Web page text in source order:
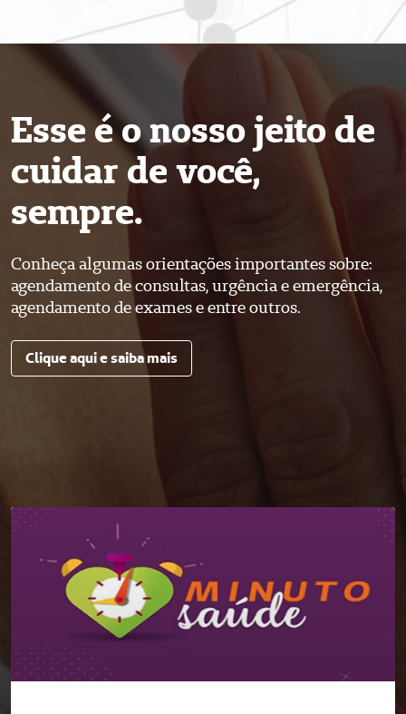
Esse é o nosso jeito de
cuidar de você,
sempre.
Conheça algumas orientações importantes sobre:
agendamento de consultas, urgência e emergência,
agendamento de exames e entre outros.
Clique aqui e saiba mais
Meu Plano